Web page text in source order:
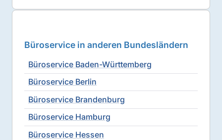
Büroservice in anderen Bundesländern
Büroservice Baden-Württemberg
Büroservice Berlin
Büroservice Brandenburg
Büroservice Hamburg
Büroservice Hessen